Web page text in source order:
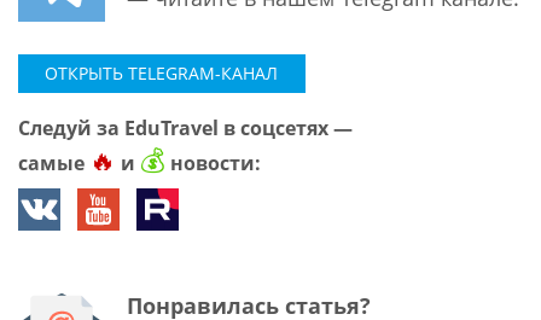
ОТКРЫТЬ TELEGRAM-КАНАЛ
Следуй за EduTravel в соцсетях —
самые 🔥 и 💰 новости:
Понравилась статья?